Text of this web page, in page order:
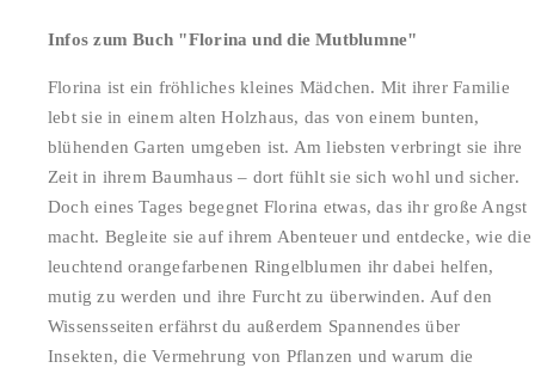
Infos zum Buch "Florina und die Mutblumne"
Florina ist ein fröhliches kleines Mädchen. Mit ihrer Familie
lebt sie in einem alten Holzhaus, das von einem bunten,
blühenden Garten umgeben ist. Am liebsten verbringt sie ihre
Zeit in ihrem Baumhaus – dort fühlt sie sich wohl und sicher.
Doch eines Tages begegnet Florina etwas, das ihr große Angst
macht. Begleite sie auf ihrem Abenteuer und entdecke, wie die
leuchtend orangefarbenen Ringelblumen ihr dabei helfen,
mutig zu werden und ihre Furcht zu überwinden. Auf den
Wissensseiten erfährst du außerdem Spannendes über
Insekten, die Vermehrung von Pflanzen und warum die